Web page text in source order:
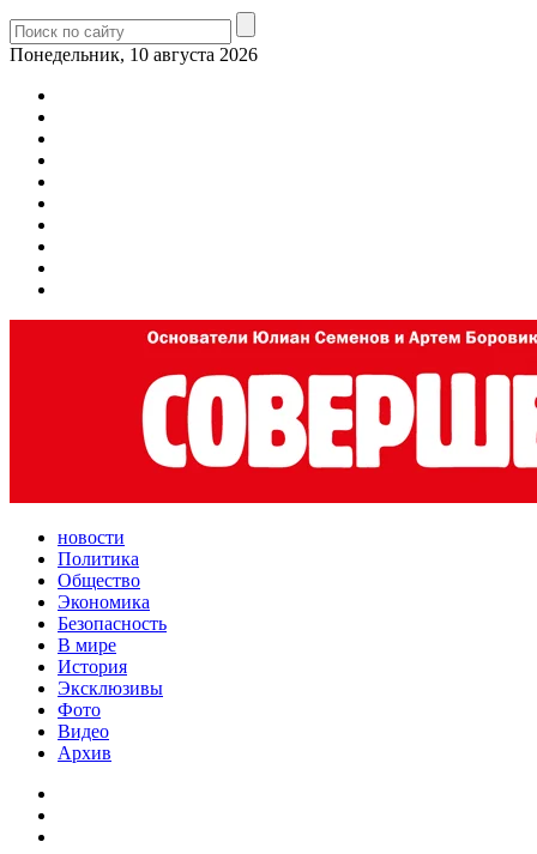
Понедельник, 10 августа 2026
новости
Политика
Общество
Экономика
Безопасность
В мире
История
Эксклюзивы
Фото
Видео
Архив